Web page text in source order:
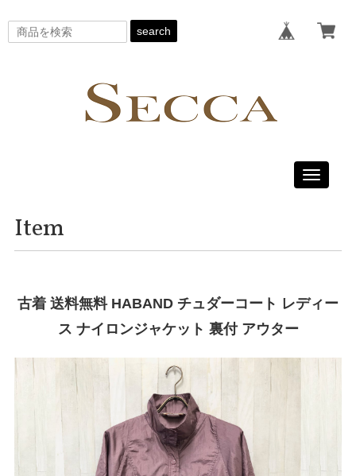
search
Toggle
Item
古着 送料無料 HABAND チュダーコート レディー
ス ナイロンジャケット 裏付 アウター